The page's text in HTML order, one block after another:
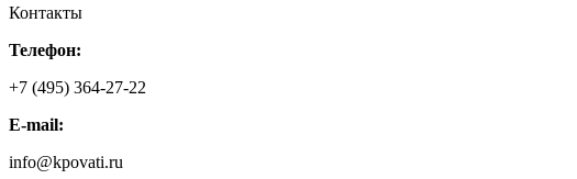
Контакты
Телефон:
+7 (495) 364-27-22
E-mail:
info@kpovati.ru